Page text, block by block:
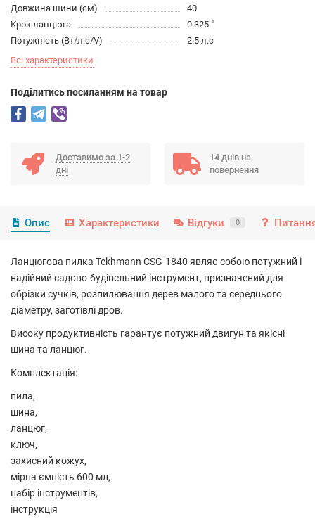
Довжина шини (см)
40
Крок ланцюга
0.325 "
Потужність (Вт/л.с/V)
2.5 л.с
Всі характеристики
Подiлитись посиланням на товар
Доставимо за 1-2
дні
14 днів на
повернення
Опис Характеристики Відгуки 0
Ланцюгова пилка Tekhmann CSG-1840 являє собою потужний і
надійний садово-будівельний інструмент, призначений для
обрізки сучків, розпилювання дерев малого та середнього
діаметру, заготівлі дров.
Високу продуктивність гарантує потужний двигун та якісні
шина та ланцюг.
Комплектація:
пила,
шина,
ланцюг,
ключ,
захисний кожух,
мірна ємність 600 мл,
набір інструментів,
інструкція